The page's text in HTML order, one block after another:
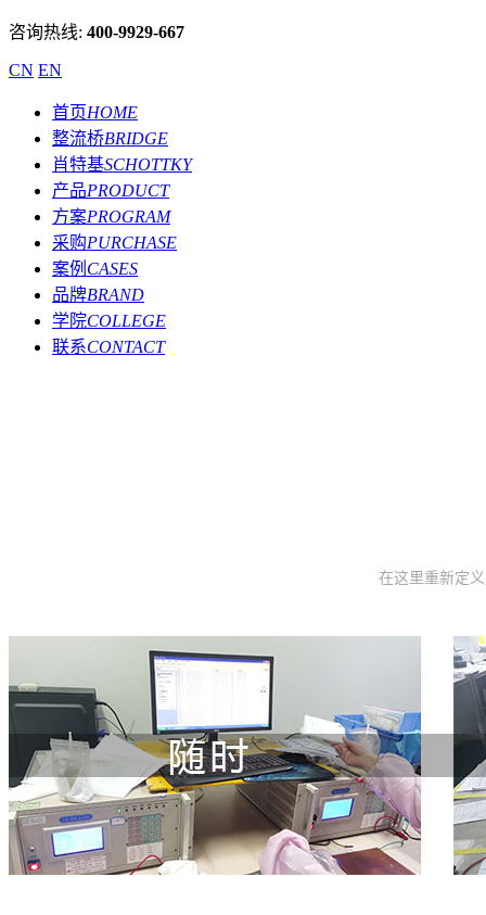
咨询热线: 400-9929-667
CN EN
首页HOME
整流桥BRIDGE
肖特基SCHOTTKY
产品PRODUCT
方案PROGRAM
采购PURCHASE
案例 CASES
品牌BRAND
学院COLLEGE
联系CONTACT
在这里重新定